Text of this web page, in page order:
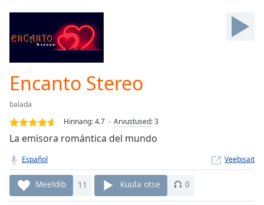
Skip
Forward
Mute
Current
Time 0:00
Loaded:
0.00%
TypeLIVE
Seek to
live,
currently
Encanto Stereo
balada
Hinnang:4.7 Arvustused:3
La emisora romántica del mundo
Español Veebisait
Meeldib 11 Kuula otse 0